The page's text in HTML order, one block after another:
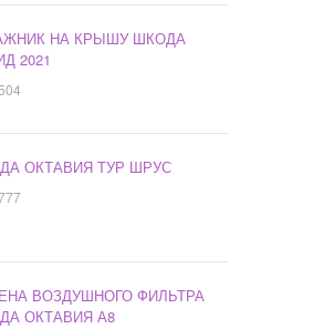
НА КРЫШУ ШКОДА
2021
ОКТАВИЯ ТУР ШРУС
ВОЗДУШНОГО ФИЛЬТРА
ОКТАВИЯ А8